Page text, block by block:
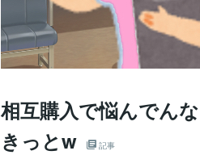
相互購入で悩んでんな
きっとw
記事